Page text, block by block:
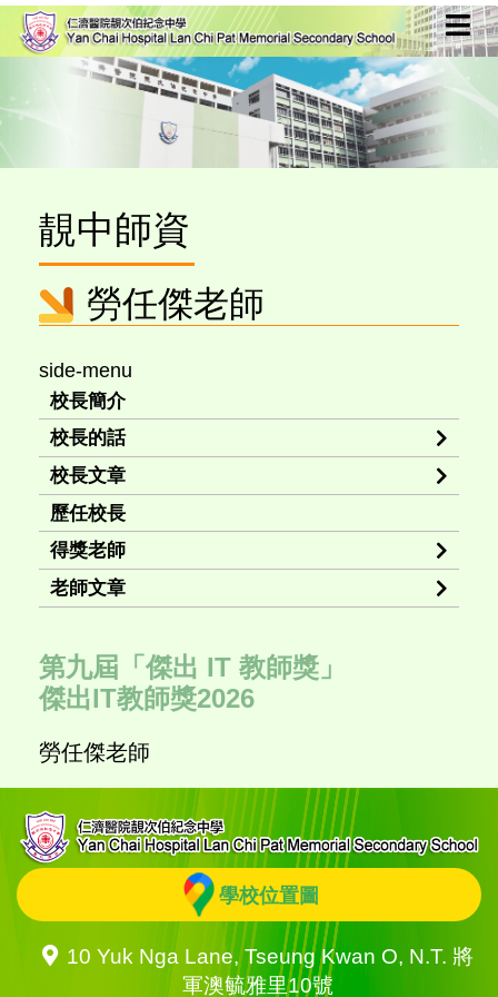
靚中師資
勞任傑老師
side-menu
校長簡介
校長的話
校長文章
歷任校長
得獎老師
老師文章
第九屆「傑出 IT 教師獎」
傑出IT教師獎2026
勞任傑老師
學校位置圖
10 Yuk Nga Lane, Tseung Kwan O, N.T. 將
軍澳毓雅里10號